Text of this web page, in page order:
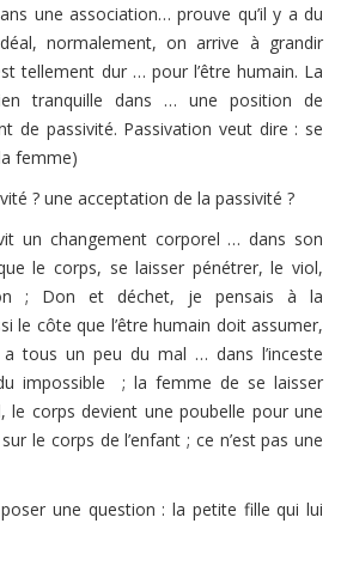
une association… prouve qu’il y a du
normalement, on arrive à grandir
tellement dur … pour l’être humain. La
tranquille dans … une position de
de passivité. Passivation veut dire : se
femme)
? une acceptation de la passivité ?
un changement corporel … dans son
le corps, se laisser pénétrer, le viol,
; Don et déchet, je pensais à la
le côte que l’être humain doit assumer,
tous un peu du mal … dans l’inceste
impossible ; la femme de se laisser
le corps devient une poubelle pour une
le corps de l’enfant ; ce n’est pas une
une question : la petite fille qui lui